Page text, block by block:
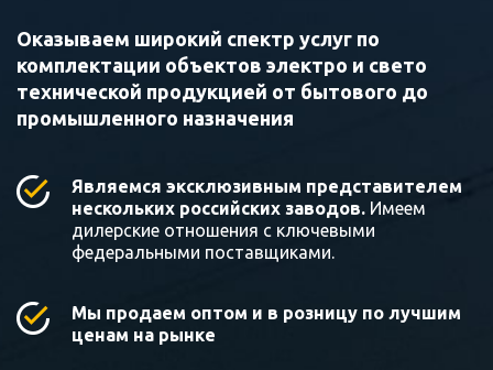
Оказываем широкий спектр услуг по
комплектации объектов электро и свето
технической продукцией от бытового до
промышленного назначения
Являемся эксклюзивным представителем
нескольких российских заводов. Имеем
дилерские отношения с ключевыми
федеральными поставщиками.
Мы продаем оптом и в розницу по лучшим
ценам на рынке